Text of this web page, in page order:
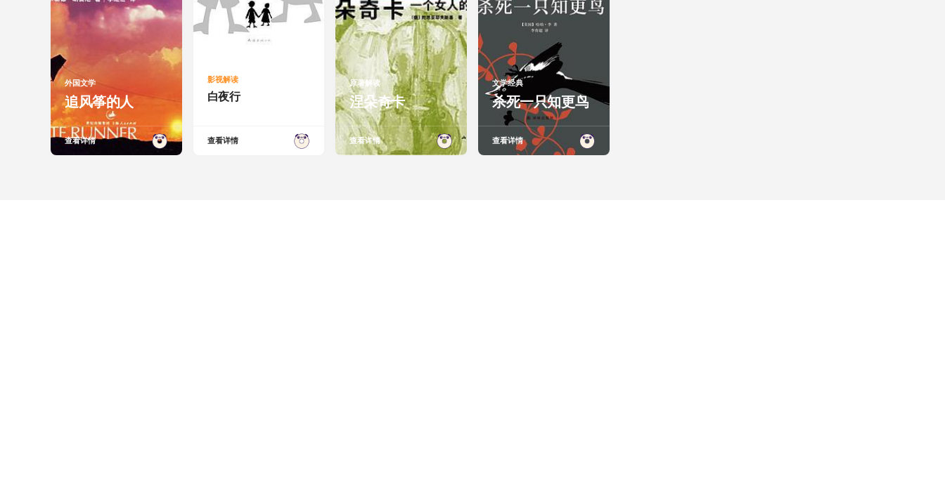
外国文学
追风筝的人
查看详情
影视解读
白夜行
查看详情
原著解读
涅朵奇卡
查看详情
文学经典
杀死一只知更鸟
查看详情